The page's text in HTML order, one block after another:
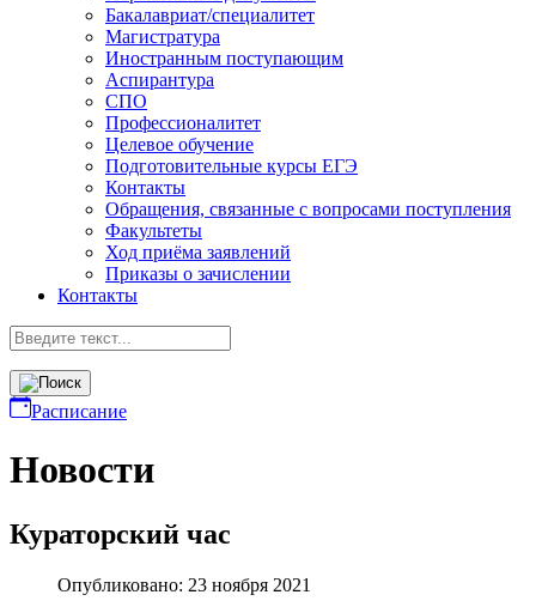
Бакалавриат/специалитет
Магистратура
Иностранным поступающим
Аспирантура
СПО
Профессионалитет
Целевое обучение
Подготовительные курсы ЕГЭ
Контакты
Обращения, связанные с вопросами поступления
Факультеты
Ход приёма заявлений
Приказы о зачислении
Контакты
Расписание
Новости
Кураторский час
Опубликовано: 23 ноября 2021